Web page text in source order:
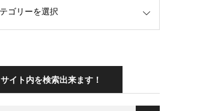
サイト内を検索出来ます！